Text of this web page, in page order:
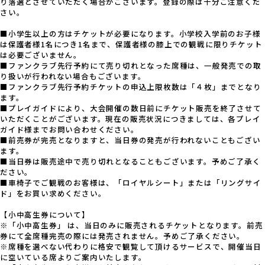
さい。
■小学生以上の方はチケットが必要になります。小学校入学前のお子様
は保護者様1名につき1名まで、保護者様の膝上での観戦に限りチケット
は必要ございません。
■ファンクラブ先行予約にて売り切れとなった席種は、一般発売での取
り扱いが行われない場合もございます。
■ファンクラブ先行予約チケットの申込上限枚数は「４枚」までとなり
ます。
■プレイガイドにより、大会開催の数日前にチケット販売を終了させて
いただくことがございます。現在の販売状況につきましては、各プレイ
ガイド様までお問い合わせください。
■前売券が完売となりますと、当日券の発売が行われないこともござい
ます。
■当日券は販売途中で売り切れとなることもございます。予めご了承く
ださい。
■車椅子でご観戦のお客様は、「ロイヤルシート」または「リングサイ
ド」をお買い求めください。
【小中高生券について】
※「小中高生券」 は、当日のみに販売されるチケットとなります。前売
券にて全席種完売の際には発売されません。予めご了承ください。
※席種を選べない代わりに格安で観覧して頂けるサービスで、開催当日
に空いている席よりご案内いたします。